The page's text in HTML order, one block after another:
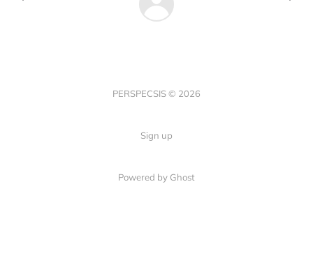
PERSPECSIS © 2026
Sign up
Powered by Ghost